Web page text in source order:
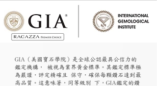
GIA（美國寶石學院）是全球公認最具公信力的
鑑定機構， 被視為業界黃金標準。其鑑定標準極
為嚴謹，評定精確且 保守，確保每顆鑽石達到最
高品質。這意味著，同等級別 下，GIA鑑定的鑽